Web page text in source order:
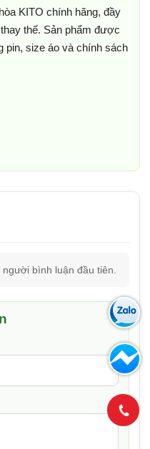
KITO chính hãng, đầy
thế. Sản phẩm được
size áo và chính sách
bình luận đầu tiên.